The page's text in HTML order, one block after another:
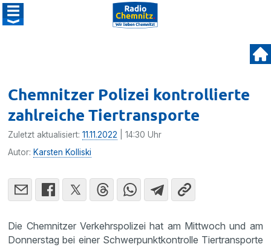
Chemnitzer Polizei kontrollierte
zahlreiche Tiertransporte
Zuletzt aktualisiert:11.11.2022 | 14:30 Uhr
Autor: Karsten Kolliski
Die Chemnitzer Verkehrspolizei hat am Mittwoch und am
Donnerstag bei einer Schwerpunktkontrolle Tiertransporte